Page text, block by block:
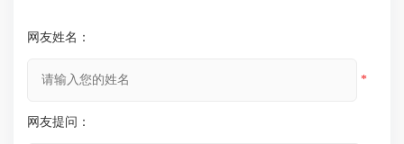
网友姓名：
*
网友提问：